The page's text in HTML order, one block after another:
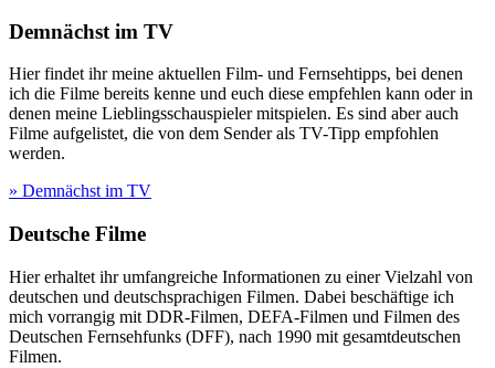
Demnächst im TV
Hier findet ihr meine aktuellen Film- und Fernsehtipps, bei denen
ich die Filme bereits kenne und euch diese empfehlen kann oder in
denen meine Lieblingsschauspieler mitspielen. Es sind aber auch
Filme aufgelistet, die von dem Sender als TV-Tipp empfohlen
werden.
» Demnächst im TV
Deutsche Filme
Hier erhaltet ihr umfangreiche Informationen zu einer Vielzahl von
deutschen und deutschsprachigen Filmen. Dabei beschäftige ich
mich vorrangig mit DDR-Filmen, DEFA-Filmen und Filmen des
Deutschen Fernsehfunks (DFF), nach 1990 mit gesamtdeutschen
Filmen.